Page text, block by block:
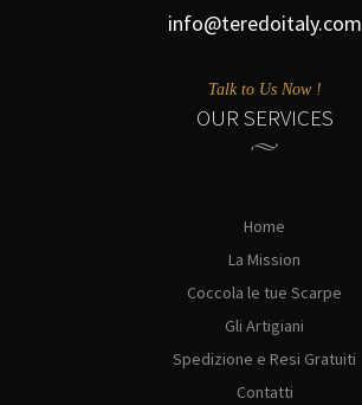
info@teredoitaly.com
Talk to Us Now !
OUR SERVICES
Home
La Mission
Coccola le tue Scarpe
Gli Artigiani
Spedizione e Resi Gratuiti
Contatti